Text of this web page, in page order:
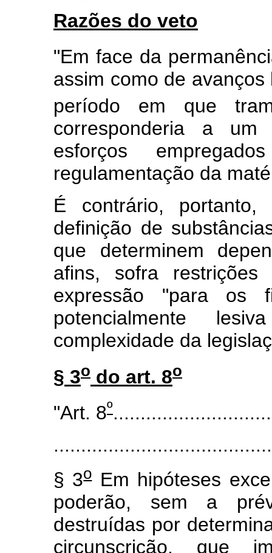
Razões do veto
"Em face da
assim como de
período em que
corresponderia a
esforços
regulamentação da
É contrário,
definição de
que determinem
afins, sofra
expressão "para os
potencialmente
complexidade da
§ 3o do art. 8o
"Art. 8º
§ 3oEm hipóteses
poderão, sem a
destruídas por
circunscrição, que